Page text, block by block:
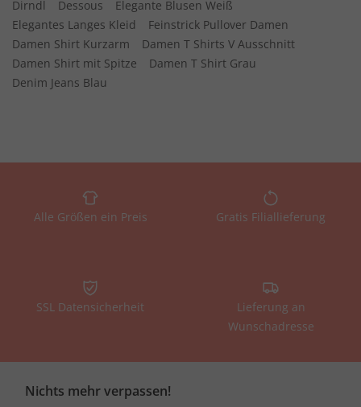
Dirndl Dessous
Elegante Blusen Weiß
Elegantes Langes Kleid
Feinstrick Pullover Damen
Damen Shirt Kurzarm
Damen T Shirts V Ausschnitt
Damen Shirt mit Spitze
Damen T Shirt Grau
Denim Jeans Blau
Alle Größen ein Preis Gratis Filiallieferung
SSL Datensicherheit
Lieferung an
Wunschadresse
Nichts mehr verpassen!